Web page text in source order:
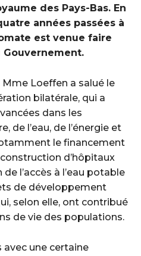
des Pays-Bas. En
années passées à
est venue faire
Gouvernement.
Loeffen a salué le
bilatérale, qui a
dans les
de l’eau, de l’énergie et
le financement
d’hôpitaux
l’accès à l’eau potable
de développement
selon elle, ont contribué
de vie des populations.
avec une certaine